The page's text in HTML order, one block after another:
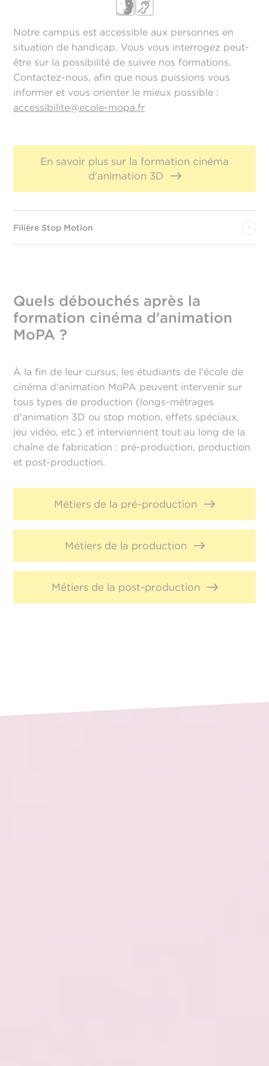
Notre campus est accessible aux personnes en
situation de handicap. Vous vous interrogez peut-
être sur la possibilité de suivre nos formations.
Contactez-nous, afin que nous puissions vous
informer et vous orienter le mieux possible :
accessibilite@ecole-mopa.fr
En savoir plus sur la formation cinéma
d'animation 3D
Filière Stop Motion
Quels débouchés après la
formation cinéma d'animation
MoPA ?
À la fin de leur cursus, les étudiants de l'école de
cinéma d'animation MoPA peuvent intervenir sur
tous types de production (longs-métrages
d'animation 3D ou stop motion, effets spéciaux,
jeu vidéo, etc.) et interviennent tout au long de la
chaîne de fabrication : pré-production, production
et post-production.
Métiers de la pré-production
Métiers de la production
Métiers de la post-production